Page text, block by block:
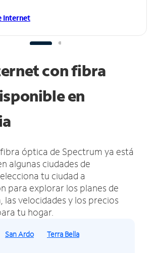
Internet
con fibra
en
óptica de Spectrum ya está
algunas ciudades de
tu ciudad a
para explorar los planes de
velocidades y los precios
tu hogar.
San Ardo
Terra Bella